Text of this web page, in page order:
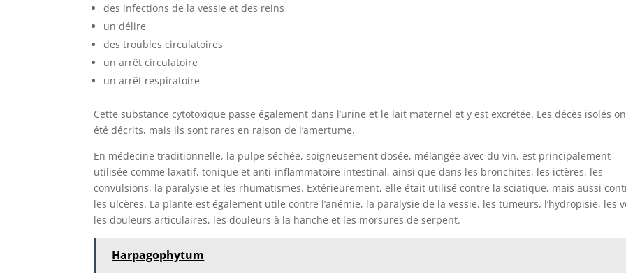
des infections de la vessie et des reins
un délire
des troubles circulatoires
un arrêt circulatoire
un arrêt respiratoire
Cette substance cytotoxique passe également dans l’urine et le lait maternel et y est excrétée. Les décès isolés
été décrits, mais ils sont rares en raison de l’amertume.
En médecine traditionnelle, la pulpe séchée, soigneusement dosée, mélangée avec du vin, est principalement
utilisée comme laxatif, tonique et anti-inflammatoire intestinal, ainsi que dans les bronchites, les ictères, les
convulsions, la paralysie et les rhumatismes. Extérieurement, elle était utilisé contre la sciatique, mais aussi
les ulcères. La plante est également utile contre l’anémie, la paralysie de la vessie, les tumeurs, l’hydropisie, les
les douleurs articulaires, les douleurs à la hanche et les morsures de serpent.
Harpagophytum